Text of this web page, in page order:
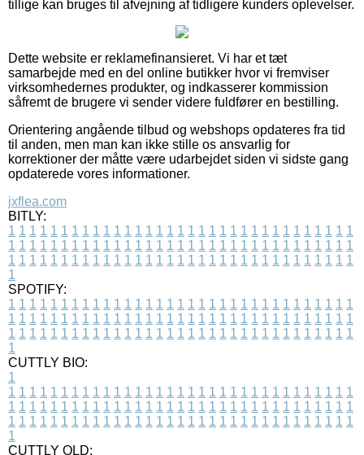
tillige kan bruges til afvejning af tidligere kunders oplevelser.
Dette website er reklamefinansieret. Vi har et tæt
samarbejde med en del online butikker hvor vi fremviser
virksomhedernes produkter, og indkasserer kommission
såfremt de brugere vi sender videre fuldfører en bestilling.
Orientering angående tilbud og webshops opdateres fra tid
til anden, men man kan ikke stille os ansvarlig for
korrektioner der måtte være udarbejdet siden vi sidste gang
opdaterede vores informationer.
jxflea.com
BITLY:
1 1 1 1 1 1 1 1 1 1 1 1 1 1 1 1 1 1 1 1 1 1 1 1 1 1 1 1 1 1 1 1 1
1 1 1 1 1 1 1 1 1 1 1 1 1 1 1 1 1 1 1 1 1 1 1 1 1 1 1 1 1 1 1 1 1
1 1 1 1 1 1 1 1 1 1 1 1 1 1 1 1 1 1 1 1 1 1 1 1 1 1 1 1 1 1 1 1 1
1
SPOTIFY:
1 1 1 1 1 1 1 1 1 1 1 1 1 1 1 1 1 1 1 1 1 1 1 1 1 1 1 1 1 1 1 1 1
1 1 1 1 1 1 1 1 1 1 1 1 1 1 1 1 1 1 1 1 1 1 1 1 1 1 1 1 1 1 1 1 1
1 1 1 1 1 1 1 1 1 1 1 1 1 1 1 1 1 1 1 1 1 1 1 1 1 1 1 1 1 1 1 1 1
1
CUTTLY BIO:
1
1 1 1 1 1 1 1 1 1 1 1 1 1 1 1 1 1 1 1 1 1 1 1 1 1 1 1 1 1 1 1 1 1
1 1 1 1 1 1 1 1 1 1 1 1 1 1 1 1 1 1 1 1 1 1 1 1 1 1 1 1 1 1 1 1 1
1 1 1 1 1 1 1 1 1 1 1 1 1 1 1 1 1 1 1 1 1 1 1 1 1 1 1 1 1 1 1 1 1
1
CUTTLY OLD: